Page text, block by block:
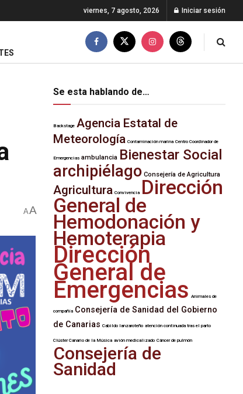
viernes, 7 agosto, 2026 Iniciar sesión
AA
Se esta hablando de…
Backstage Agencia Estatal de
Meteorología Contaminación marina Centro Coordinador de
Emergencias ambulancia Bienestar Social
archipiélago Consejería de Agricultura
Agricultura Convivencia Dirección
General de
Hemodonación y
Hemoterapia
Dirección
General de
Emergencias Animales de
compañía Consejería de Sanidad del Gobierno
de Canarias Cabildo lanzaroteño atención continuada tras el parto
Clúster Canario de la Música avión medicalizado Cáncer de pulmón
Consejería de
Sanidad